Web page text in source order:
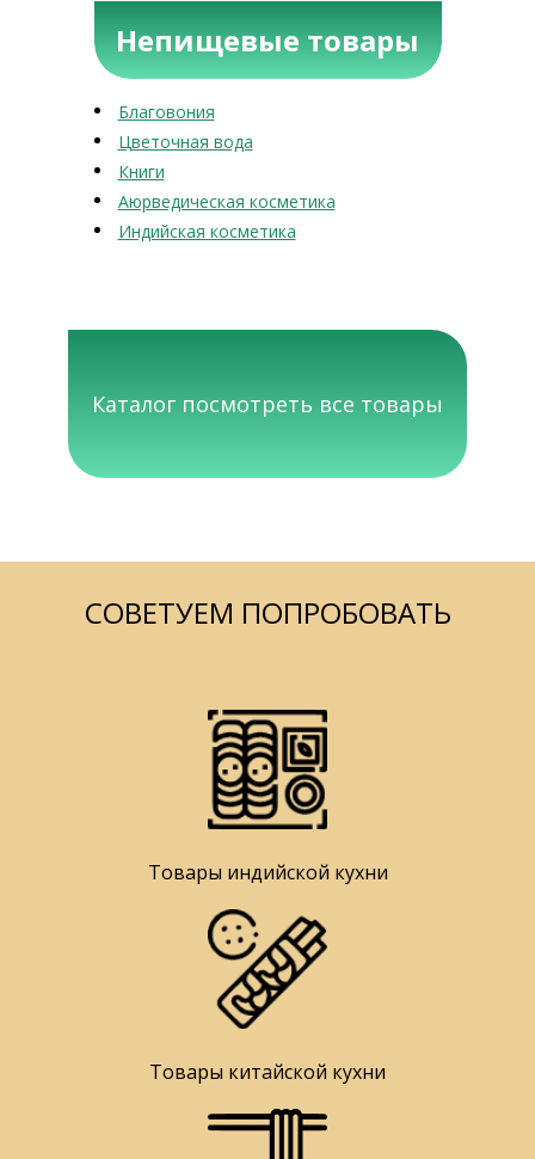
Непищевые товары
Благовония
Цветочная вода
Книги
Аюрведическая косметика
Индийская косметика
Каталог посмотреть все товары
СОВЕТУЕМ ПОПРОБОВАТЬ
Товары индийской кухни
Товары китайской кухни